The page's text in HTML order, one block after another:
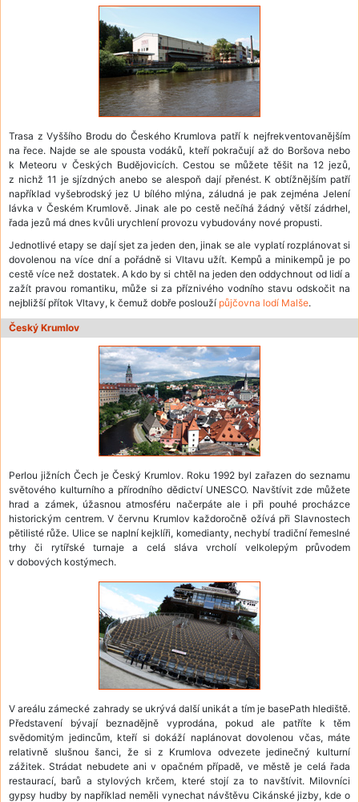
Trasa z Vyššího Brodu do Českého Krumlova patří k nejfrekventovanějším
na řece. Najde se ale spousta vodáků, kteří pokračují až do Boršova nebo
k Meteoru v Českých Budějovicích. Cestou se můžete těšit na 12 jezů,
z nichž 11 je sjízdných anebo se alespoň dají přenést. K obtížnějším patří
například vyšebrodský jez U bílého mlýna, záludná je pak zejména Jelení
lávka v Českém Krumlově. Jinak ale po cestě nečíhá žádný větší zádrhel,
řada jezů má dnes kvůli urychlení provozu vybudovány nové propusti.
Jednotlivé etapy se dají sjet za jeden den, jinak se ale vyplatí rozplánovat si
dovolenou na více dní a pořádně si Vltavu užít. Kempů a minikempů je po
cestě více než dostatek. A kdo by si chtěl na jeden den oddychnout od lidí a
zažít pravou romantiku, může si za příznivého vodního stavu odskočit na
nejbližší přítok Vltavy, k čemuž dobře poslouží půjčovna lodí Malše.
Český Krumlov
Perlou jižních Čech je Český Krumlov. Roku 1992 byl zařazen do seznamu
světového kulturního a přírodního dědictví UNESCO. Navštívit zde můžete
hrad a zámek, úžasnou atmosféru načerpáte ale i při pouhé procházce
historickým centrem. V červnu Krumlov každoročně ožívá při Slavnostech
pětilisté růže. Ulice se naplní kejklíři, komedianty, nechybí tradiční řemeslné
trhy či rytířské turnaje a celá sláva vrcholí velkolepým průvodem
v dobových kostýmech.
V areálu zámecké zahrady se ukrývá další unikát a tím je basePath hlediště.
Představení bývají beznadějně vyprodána, pokud ale patříte k těm
svědomitým jedincům, kteří si dokáží naplánovat dovolenou včas, máte
relativně slušnou šanci, že si z Krumlova odvezete jedinečný kulturní
zážitek. Strádat nebudete ani v opačném případě, ve městě je celá řada
restaurací, barů a stylových krčem, které stojí za to navštívit. Milovníci
gypsy hudby by například neměli vynechat návštěvu Cikánské jizby, kde o